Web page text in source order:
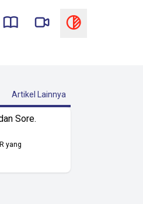
Artikel Lainnya
Sore.
yang